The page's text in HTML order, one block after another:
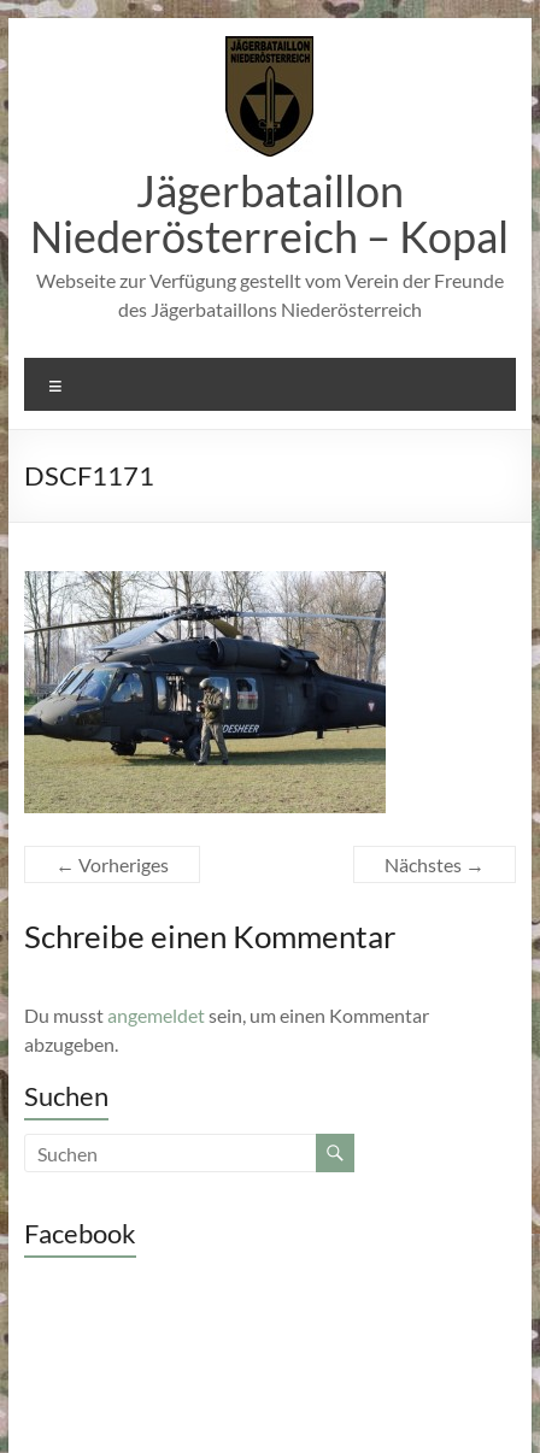
Zum
springen
Jägerbataillon
Niederösterreich – Kopal
Webseite zur Verfügung gestellt vom Verein der Freunde
des Jägerbataillons Niederösterreich
DSCF1171
← Vorheriges Nächstes →
Schreibe einen Kommentar
Du musstangemeldetsein, um einen Kommentar
abzugeben.
Suchen
Facebook